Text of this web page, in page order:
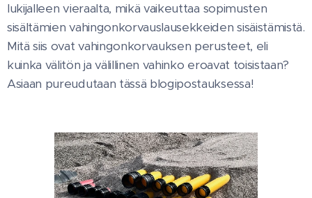
lukijalleen vieraalta, mikä vaikeuttaa sopimusten
sisältämien vahingonkorvauslausekkeiden sisäistämistä.
Mitä siis ovat vahingonkorvauksen perusteet, eli
kuinka välitön ja välillinen vahinko eroavat toisistaan?
Asiaan pureudutaan tässä blogipostauksessa!